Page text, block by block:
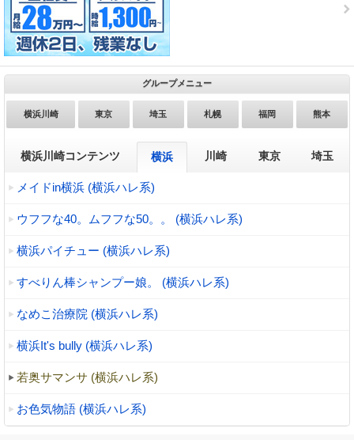
グループメニュー
横浜川崎 東京 埼玉 札幌 福岡 熊本
横浜川崎コンテンツ 横浜 川崎 東京 埼玉
メイドin横浜 (横浜ハレ系)
ウフフな40。ムフフな50。。 (横浜ハレ系)
横浜パイチュー (横浜ハレ系)
すべりん棒シャンプー娘。 (横浜ハレ系)
なめこ治療院 (横浜ハレ系)
横浜It's bully (横浜ハレ系)
若奥サマンサ (横浜ハレ系)
お色気物語 (横浜ハレ系)